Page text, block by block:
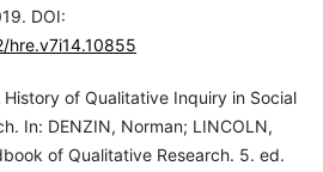
DOI:
hre.v7i14.10855
History of Qualitative Inquiry in Social
In: DENZIN, Norman; LINCOLN,
of Qualitative Research. 5. ed.